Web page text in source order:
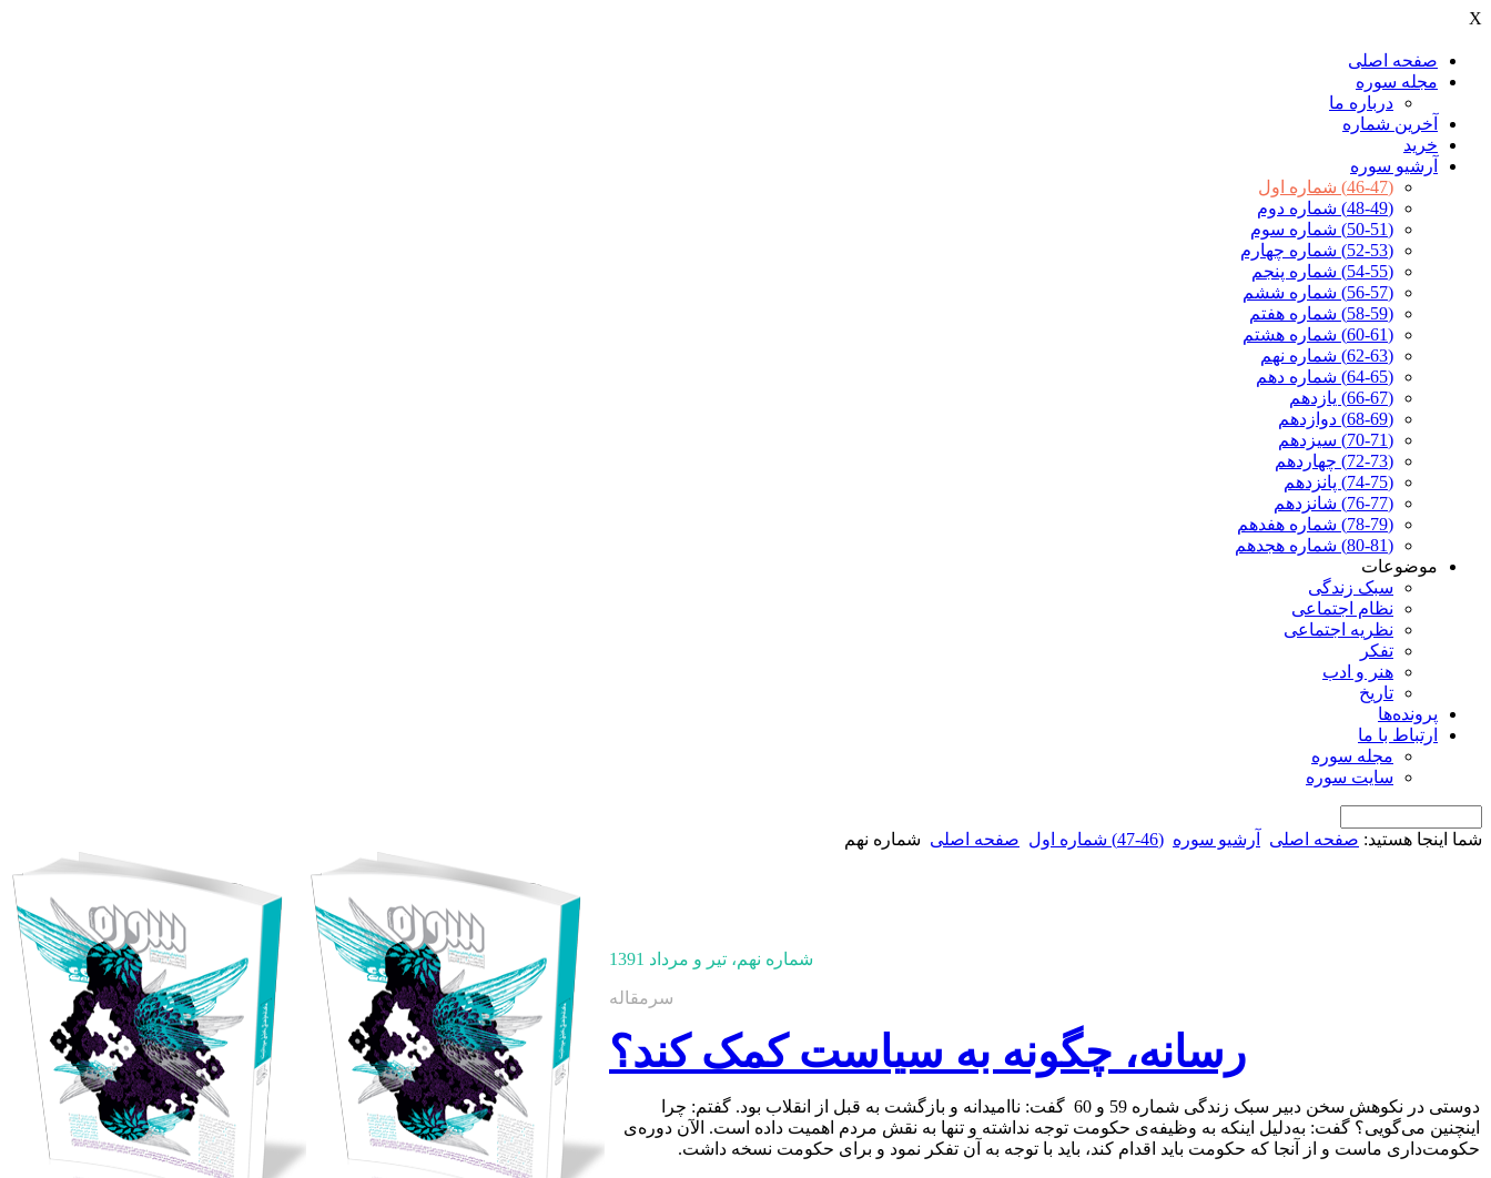
X
صفحه اصلی
مجله سوره
درباره ما
آخرين شماره
خرید
آرشیو سوره
(46-47) شماره اول
(48-49) شماره دوم
(50-51) شماره سوم
(52-53) شماره چهارم
(54-55) شماره پنجم
(56-57) شماره ششم
(58-59) شماره هفتم
(60-61) شماره هشتم
(62-63) شماره نهم
(64-65) شماره دهم
(66-67) یازدهم
(68-69) دوازدهم
(70-71) سیزدهم
(72-73) چهاردهم
(74-75) پانزدهم
(76-77) شانزدهم
(78-79) شماره هفدهم
(80-81) شماره هجدهم
موضوعات
سبک زندگی
نظام اجتماعی
نظریه اجتماعی
تفکر
هنر و ادب
تاریخ
پرونده‌ها
ارتباط با ما
مجله سوره
سایت سوره
شما اینجا هستید: صفحه اصلی آرشیو سوره (46-47) شماره اول صفحه اصلی شماره نهم
شماره نهم، تير و مرداد 1391
سرمقاله
رسانه، چگونه به سیاست کمک کند؟
دوستی در نکوهش سخن دبیر سبک زندگی شماره 59 و 60 گفت: ناامیدانه و بازگشت به قبل از انقلاب بود. گفتم: چرا
اینچنین می‌گویی؟ گفت: به‌دلیل اینکه به وظیفه‌ی حکومت توجه نداشته و تنها به نقش مردم اهمیت داده است. الآن دوره‌ی
حکومت‌داری ماست و از آنجا که حکومت باید اقدام کند، باید با توجه به آن تفکر نمود و برای حکومت نسخه داشت.